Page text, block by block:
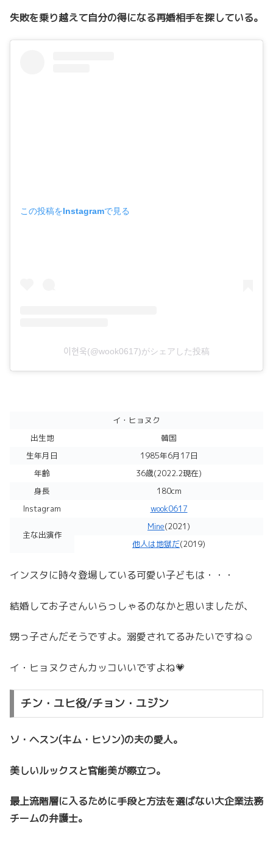
失敗を乗り越えて自分の得になる再婚相手を探している。
この投稿をInstagramで見る
이현욱(@wook0617)がシェアした投稿
イ・ヒョヌク
出生地
韓国
生年月日
1985年6月17日
年齢
36歳(2022.2現在)
身長
180cm
Instagram
wook0617
主な出演作
Mine(2021)
他人は地獄だ(2019)
インスタに時々登場している可愛い子どもは・・・
結婚してお子さんいらっしゃるのなかと思いましたが、
甥っ子さんだそうですよ。溺愛されてるみたいですね☺
イ・ヒョヌクさんカッコいいですよね💗
チン・ユヒ役/チョン・ユジン
ソ・ヘスン(キム・ヒソン)の夫の愛人。
美しいルックスと官能美が際立つ。
最上流階層に入るために手段と方法を選ばない大企業法務
チームの弁護士。